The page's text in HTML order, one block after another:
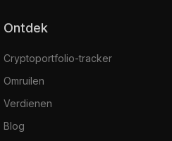
Ontdek
Cryptoportfolio-tracker
Omruilen
Verdienen
Blog